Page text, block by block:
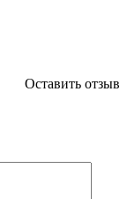
Оставить отзыв